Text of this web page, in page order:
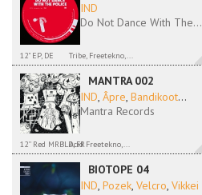
IND
Do Not Dance With The...
12" EP, DE Tribe, Freetekno,...
MANTRA 002
IND, Âpre, Bandikoot...
Mantra Records
12'' Red MRBLD, FRAcid Freetekno,...
BIOTOPE 04
IND, Pozek, Velcro, Vikkei